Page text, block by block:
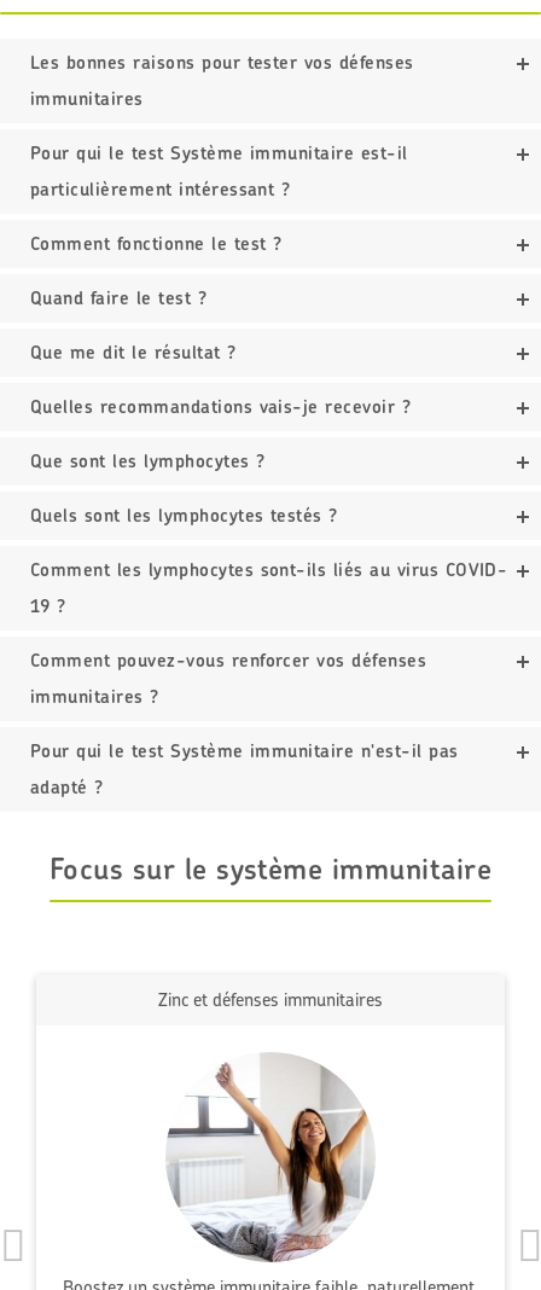
Les bonnes raisons pour tester vos défenses
immunitaires
Pour qui le test Système immunitaire est-il
particulièrement intéressant ?
Comment fonctionne le test ?
Quand faire le test ?
Que me dit le résultat ?
Quelles recommandations vais-je recevoir ?
Que sont les lymphocytes ?
Quels sont les lymphocytes testés ?
Comment les lymphocytes sont-ils liés au virus COVID-
19 ?
Comment pouvez-vous renforcer vos défenses
immunitaires ?
Pour qui le test Système immunitaire n'est-il pas
adapté ?
Focus sur le système immunitaire
Zinc et défenses immunitaires